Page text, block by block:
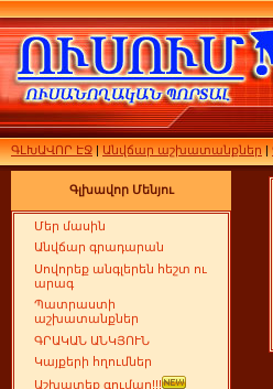
ԳԼԽԱՎՈՐ ԷՋ|Անվճար աշխատանքներ|
Գլխավոր Մենյու
Մեր մասին
Անվճար գրադարան
Սովորեք անգլերեն հեշտ ու
արագ
Պատրաստի
աշխատանքներ
ԳՐԱԿԱՆ ԱՆԿՅՈՒՆ
Կայքերի հղումներ
Աշխատեք գումար!!!